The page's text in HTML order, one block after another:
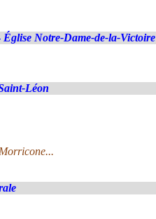
Église Notre-Dame-de-la-Victoire
Léon